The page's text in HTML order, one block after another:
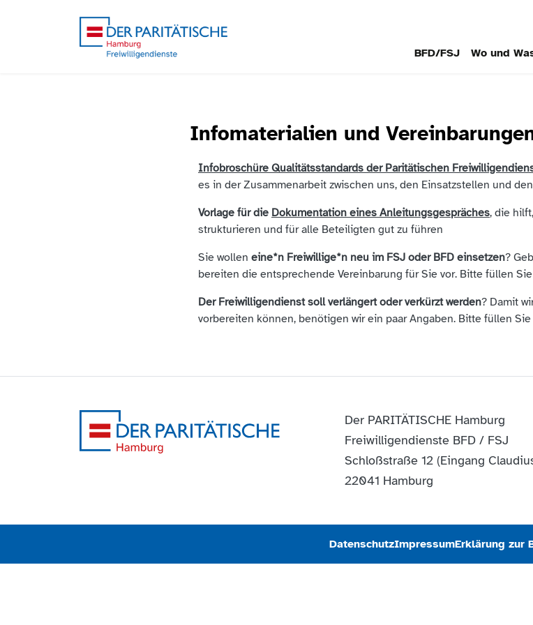
BFD/FSJ Wo und
Infomaterialien und
Infobroschüre Qualitätsstandards der Paritätischen
es in der Zusammenarbeit zwischen uns, den Einsatzstellen und
Vorlage für die Dokumentation eines Anleitungsgespräches, die
strukturieren und für alle Beteiligten gut zu führen
Sie wollen eine*n Freiwillige*n neu im FSJ oder BFD einsetzen?
bereiten die entsprechende Vereinbarung für Sie vor. Bitte füllen
Der Freiwilligendienst soll verlängert oder verkürzt werden? Damit
vorbereiten können, benötigen wir ein paar Angaben. Bitte füllen
Der PARITÄTISCHE Hamburg
Freiwilligendienste BFD / FSJ
Schloßstraße 12 (Eingang
22041 Hamburg
DatenschutzImpressumErklärung zur